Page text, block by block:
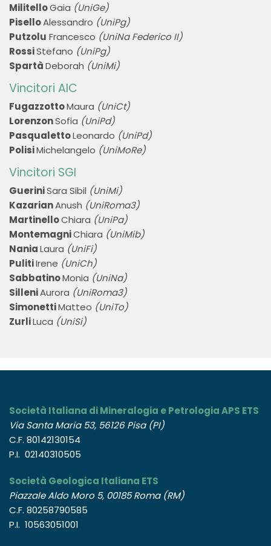
MilitelloGaia (UniGe)
PiselloAlessandro (UniPg)
Putzolu Francesco (UniNa Federico II)
RossiStefano (UniPg)
SpartàDeborah (UniMi)
Vincitori AIC
FugazzottoMaura (UniCt)
LorenzonSofia (UniPd)
PasqualettoLeonardo (UniPd)
PolisiMichelangelo (UniMoRe)
Vincitori SGI
GueriniSara Sibil (UniMi)
KazarianAnush (UniRoma3)
MartinelloChiara (UniPa)
MontemagniChiara (UniMib)
NaniaLaura (UniFi)
PulitiIrene (UniCh)
SabbatinoMonia (UniNa)
SilleniAurora (UniRoma3)
SimonettiMatteo (UniTo)
ZurliLuca (UniSi)
Società Italiana di Mineralogia e Petrologia APS ETS
Via Santa Maria 53, 56126 Pisa (PI)
C.F. 80142130154
P.I. 02140310505
Società Geologica Italiana ETS
Piazzale Aldo Moro 5, 00185 Roma (RM)
C.F. 80258790585
P.I. 10563051001